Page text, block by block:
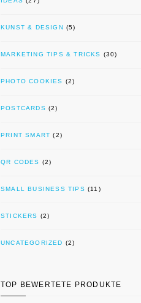
KUNST & DESIGN (5)
MARKETING TIPS & TRICKS (30)
PHOTO COOKIES (2)
POSTCARDS (2)
PRINT SMART (2)
QR CODES (2)
SMALL BUSINESS TIPS (11)
STICKERS (2)
UNCATEGORIZED (2)
TOP BEWERTETE PRODUKTE